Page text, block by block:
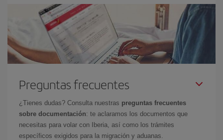
Preguntas frecuentes
¿Tienes dudas? Consulta nuestras preguntas frecuentes
sobre documentación: te aclaramos los documentos que
necesitas para volar con Iberia, así como los trámites
específicos exigidos para la migración y aduanas.